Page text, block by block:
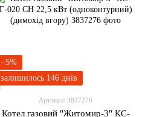
−5%
залишилось 146 днів
Артикул: 3837276
Котел газовий "Житомир-3" КС-